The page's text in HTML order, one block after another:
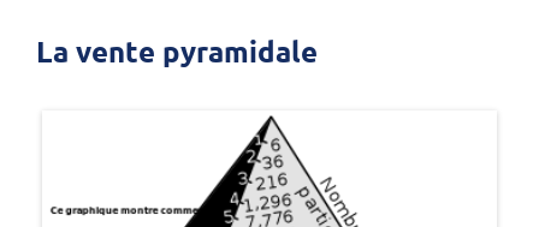
La vente pyramidale